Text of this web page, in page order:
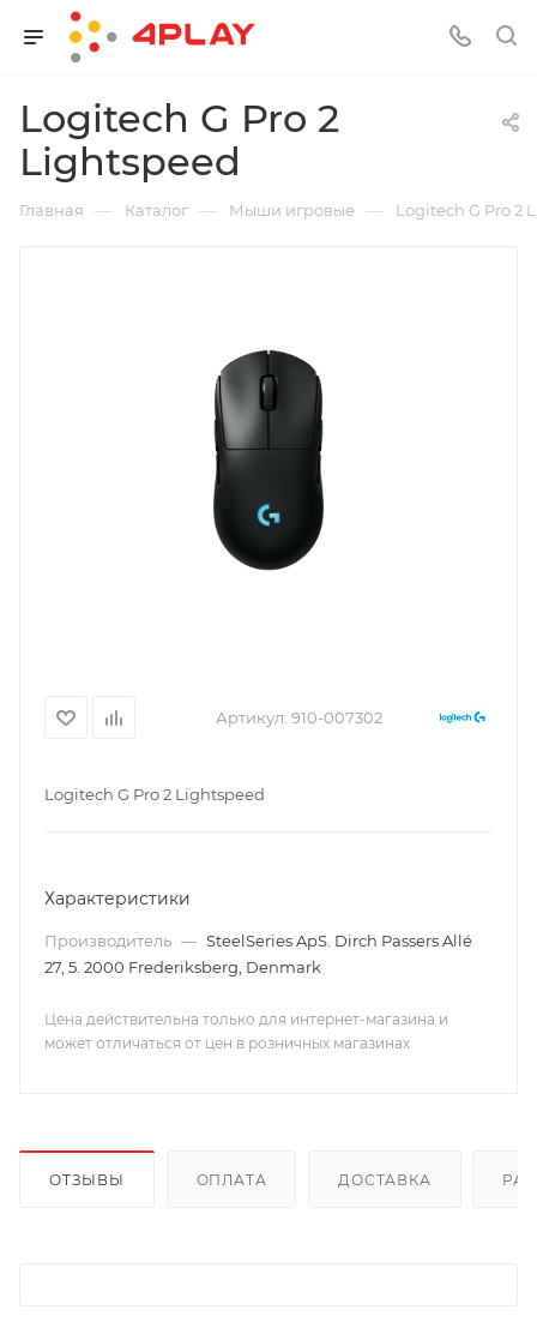
Logitech G Pro 2
Lightspeed
Главная — Каталог — Мыши игровые — Logitech G Pro 2
Артикул: 910-007302
Logitech G Pro 2 Lightspeed
Характеристики
Производитель — SteelSeries ApS. Dirch Passers Allé
27, 5. 2000 Frederiksberg, Denmark
Цена действительна только для интернет-магазина и
может отличаться от цен в розничных магазинах
ОТЗЫВЫ ОПЛАТА ДОСТАВКА